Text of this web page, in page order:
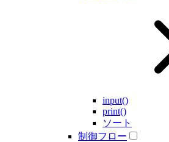
input()
print()
ソート
制御フロー